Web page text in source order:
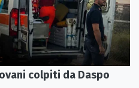
colpiti da Daspo